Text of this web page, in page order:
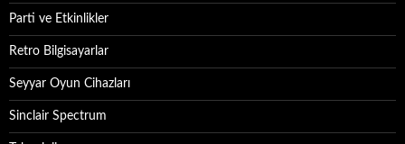
Parti ve Etkinlikler
Retro Bilgisayarlar
Seyyar Oyun Cihazları
Sinclair Spectrum